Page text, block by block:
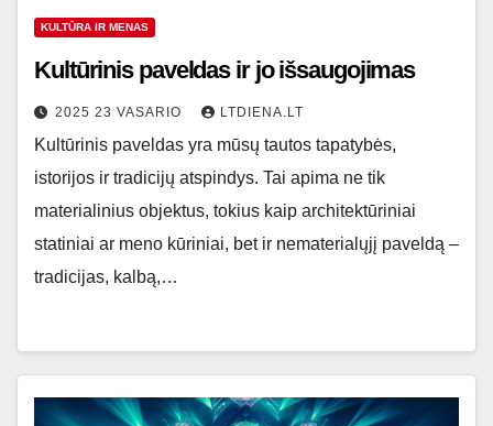
KULTŪRA IR MENAS
Kultūrinis paveldas ir jo išsaugojimas
2025 23 VASARIO LTDIENA.LT
Kultūrinis paveldas yra mūsų tautos tapatybės,
istorijos ir tradicijų atspindys. Tai apima ne tik
materialinius objektus, tokius kaip architektūriniai
statiniai ar meno kūriniai, bet ir nematerialųjį paveldą –
tradicijas, kalbą,…